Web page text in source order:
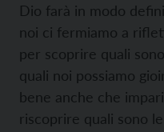
Dio farà in modo
noi ci fermiamo a
per scoprire quali
quali noi possiamo
bene anche che
riscoprire quali sono